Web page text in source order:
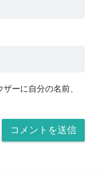
ーに自分の名前、